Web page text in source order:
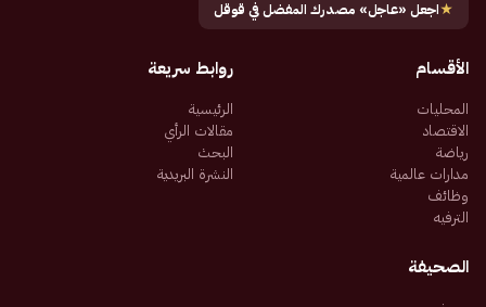
★اجعل «عاجل» مصدرك المفضل في قوقل
الأقسام
المحليات
الاقتصاد
رياضة
مدارات عالمية
وظائف
الترفيه
روابط سريعة
الرئيسية
مقالات الرأي
البحث
النشرة البريدية
الصحيفة